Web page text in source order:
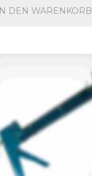
IN DEN WARENKORB